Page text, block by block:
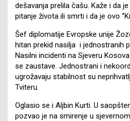
dešavanja prelila čašu. Kaže i da
pitanje života ili smrti i da je ovo
Šef diplomatije Evropske unije
hitan prekid nasilja i jednostranih
Nasilni incidenti na Sjeveru
se zaustave. Jednostrani i
ugrožavaju stabilnost su
Tviteru.
Oglasio se i Aljbin Kurti. U
pozvao je na smirenje u